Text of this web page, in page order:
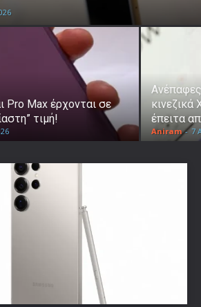
Pro Max έρχονται σε
τιμή!
κινεζικά
έπειτα
Aniram - 7